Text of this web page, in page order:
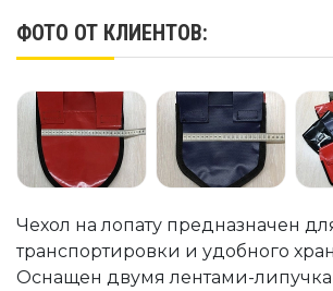
ФОТО ОТ КЛИЕНТОВ:
Чехол на лопату предназначен
транспортировки и удобного
Оснащен двумя лентами-